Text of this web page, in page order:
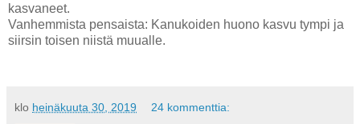
kasvaneet.
Vanhemmista pensaista: Kanukoiden huono kasvu tympi ja
siirsin toisen niistä muualle.
klo heinäkuuta 30, 2019 24 kommenttia: